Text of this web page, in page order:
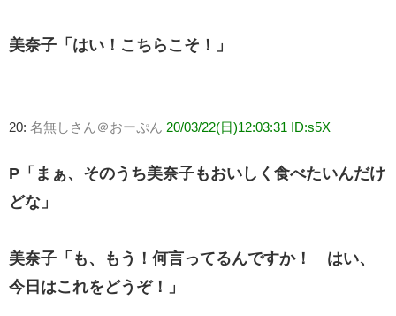
美奈子「はい！こちらこそ！」
20: 名無しさん＠おーぷん 20/03/22(日)12:03:31 ID:s5X
P「まぁ、そのうち美奈子もおいしく食べたいんだけ
どな」
美奈子「も、もう！何言ってるんですか！ はい、
今日はこれをどうぞ！」